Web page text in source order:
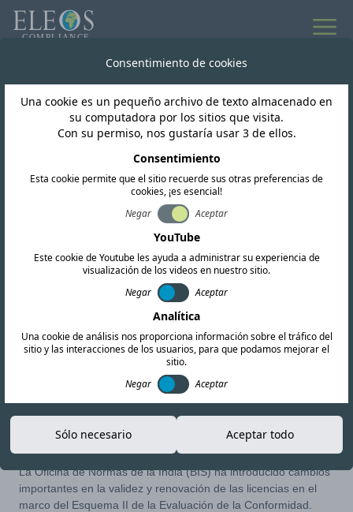
India
Actualización sobre
licencias y tarifas del
esquema BIS II de la
India
02-JUN-26 Copiar enlace
La Oficina de Normas de la India (BIS) ha introducido cambios
importantes en la validez y renovación de las licencias en el
marco del Esquema II de la Evaluación de la Conformidad.
Consentimiento de cookies
Una cookie es un pequeño archivo de texto almacenado en
su computadora por los sitios que visita.
Con su permiso, nos gustaría usar 3 de ellos.
Consentimiento
Esta cookie permite que el sitio recuerde sus otras preferencias de
cookies, ¡es esencial!
Negar
Aceptar
YouTube
Este cookie de Youtube les ayuda a administrar su experiencia de
visualización de los videos en nuestro sitio.
Negar
Aceptar
Analítica
Una cookie de análisis nos proporciona información sobre el tráfico del
sitio y las interacciones de los usuarios, para que podamos mejorar el
sitio.
Negar
Aceptar
Sólo necesario Aceptar todo